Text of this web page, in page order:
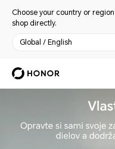
Choose your country or
shop directly.
Global / English